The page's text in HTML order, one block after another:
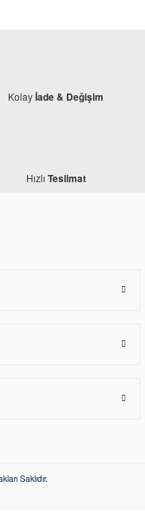
Kolayİade & Değişim
Hızlı Teslimat
Saklıdır.